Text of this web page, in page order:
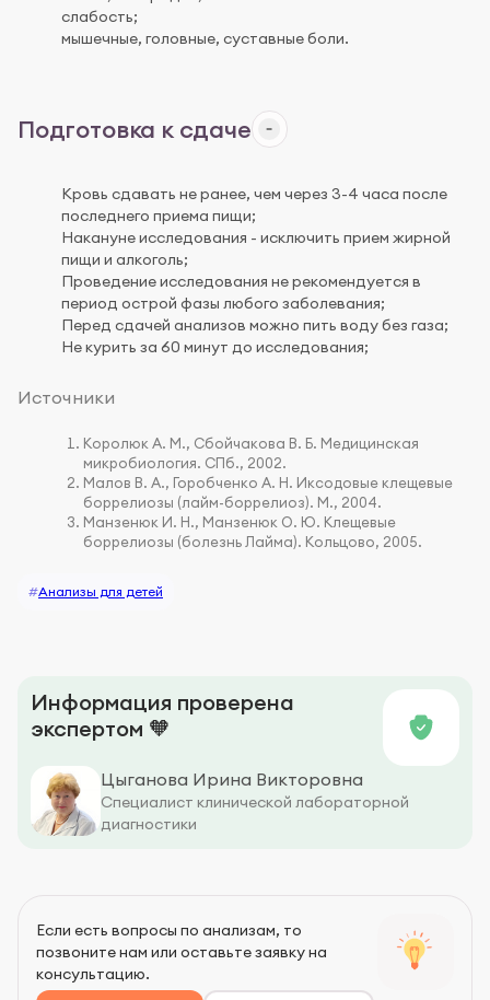
слабость;
мышечные, головные, суставные боли.
Подготовка к сдаче
Кровь сдавать не ранее, чем через 3-4 часа после
последнего приема пищи;
Накануне исследования - исключить прием жирной
пищи и алкоголь;
Проведение исследования не рекомендуется в
период острой фазы любого заболевания;
Перед сдачей анализов можно пить воду без газа;
Не курить за 60 минут до исследования;
Источники
Королюк А. М., Сбойчакова В. Б. Медицинская
микробиология. СПб., 2002.
Малов В. А., Горобченко А. Н. Иксодовые клещевые
боррелиозы (лайм-боррелиоз). М., 2004.
Манзенюк И. Н., Манзенюк О. Ю. Клещевые
боррелиозы (болезнь Лайма). Кольцово, 2005.
#Анализы для детей
Информация проверена
экспертом 🧡
Цыганова Ирина Викторовна
Специалист клинической лабораторной
диагностики
Если есть вопросы по анализам, то
позвоните нам или оставьте заявку на
консультацию.